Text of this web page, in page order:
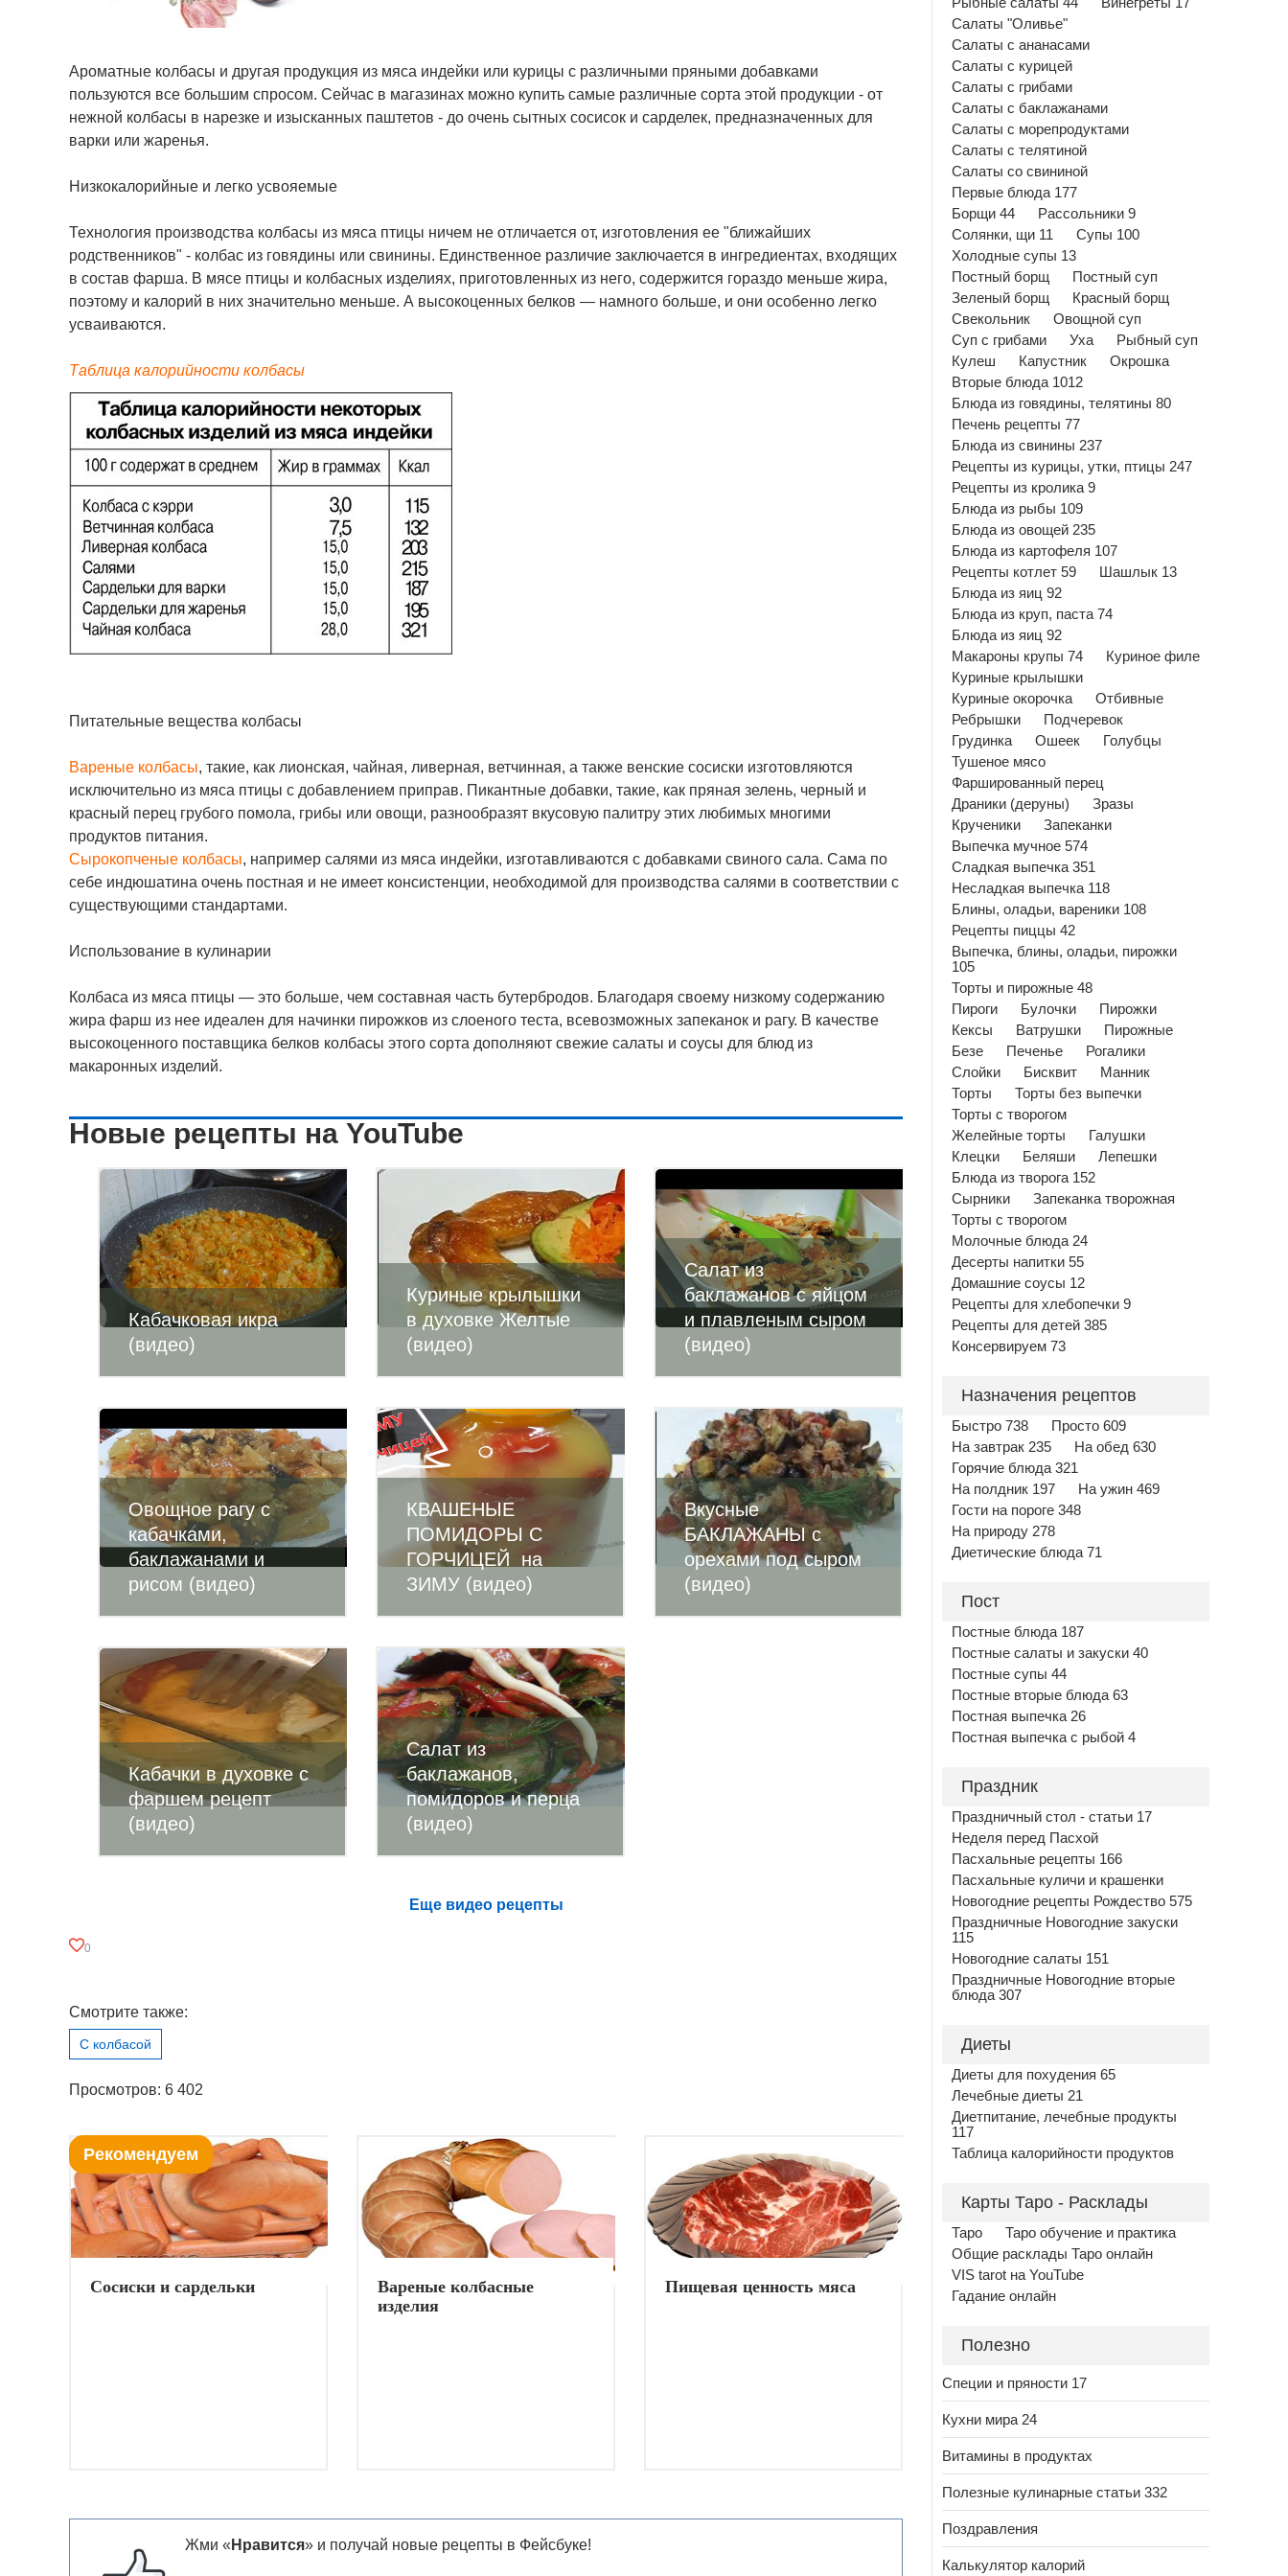
Ароматные колбасы и другая продукция из мяса индейки или курицы с различными пряными добавками
пользуются все большим спросом. Сейчас в магазинах можно купить самые различные сорта этой продукции - от
нежной колбасы в нарезке и изысканных паштетов - до очень сытных сосисок и сарделек, предназначенных для
варки или жаренья.
Низкокалорийные и легко усвояемые
Технология производства колбасы из мяса птицы ничем не отличается от, изготовления ее "ближайших
родственников" - колбас из говядины или свинины. Единственное различие заключается в ингредиентах, входящих
в состав фарша. В мясе птицы и колбасных изделиях, приготовленных из него, содержится гораздо меньше жира,
поэтому и калорий в них значительно меньше. А высокоценных белков — намного больше, и они особенно легко
усваиваются.
Таблица калорийности колбасы
Питательные вещества колбасы
Вареные колбасы, такие, как лионская, чайная, ливерная, ветчинная, а также венские сосиски изготовляются
исключительно из мяса птицы с добавлением приправ. Пикантные добавки, такие, как пряная зелень, черный и
красный перец грубого помола, грибы или овощи, разнообразят вкусовую палитру этих любимых многими
продуктов питания.
Сырокопченые колбасы, например салями из мяса индейки, изготавливаются с добавками свиного сала. Сама по
себе индюшатина очень постная и не имеет консистенции, необходимой для производства салями в соответствии с
существующими стандартами.
Использование в кулинарии
Колбаса из мяса птицы — это больше, чем составная часть бутербродов. Благодаря своему низкому содержанию
жира фарш из нее идеален для начинки пирожков из слоеного теста, всевозможных запеканок и рагу. В качестве
высокоценного поставщика белков колбасы этого сорта дополняют свежие салаты и соусы для блюд из
макаронных изделий.
Новые рецепты на YouTube
Кабачковая икра
(видео)
Куриные крылышки
в духовке Желтые
(видео)
Салат из
баклажанов с яйцом
и плавленым сыром
(видео)
Овощное рагу с
кабачками,
баклажанами и
рисом (видео)
КВАШЕНЫЕ
ПОМИДОРЫ С
ГОРЧИЦЕЙ на
ЗИМУ (видео)
Вкусные
БАКЛАЖАНЫ с
орехами под сыром
(видео)
Кабачки в духовке с
фаршем рецепт
(видео)
Салат из
баклажанов,
помидоров и перца
(видео)
Еще видео рецепты
0
Смотрите также:
С колбасой
Просмотров: 6 402
Рекомендуем
Сосиски и сардельки
Вареные колбасные
изделия
Пищевая ценность мяса
Жми « Нравится» и получай новые рецепты в Фейсбуке!
Салаты "Оливье"
Салаты с ананасами
Салаты с курицей
Салаты с грибами
Салаты с баклажанами
Салаты с морепродуктами
Салаты с телятиной
Салаты со свининой
Первые блюда 177
Борщи 44
Рассольники 9
Солянки, щи 11
Супы 100
Холодные супы 13
Постный борщ
Постный суп
Зеленый борщ
Красный борщ
Свекольник
Овощной суп
Суп с грибами
Уха
Рыбный суп
Кулеш
Капустник
Окрошка
Вторые блюда 1012
Блюда из говядины, телятины 80
Печень рецепты 77
Блюда из свинины 237
Рецепты из курицы, утки, птицы 247
Рецепты из кролика 9
Блюда из рыбы 109
Блюда из овощей 235
Блюда из картофеля 107
Рецепты котлет 59
Шашлык 13
Блюда из яиц 92
Блюда из круп, паста 74
Блюда из яиц 92
Макароны крупы 74
Куриное филе
Куриные крылышки
Куриные окорочка
Отбивные
Ребрышки
Подчеревок
Грудинка
Ошеек
Голубцы
Тушеное мясо
Фаршированный перец
Драники (деруны)
Зразы
Крученики
Запеканки
Выпечка мучное 574
Сладкая выпечка 351
Несладкая выпечка 118
Блины, оладьи, вареники 108
Рецепты пиццы 42
Выпечка, блины, оладьи, пирожки
105
Торты и пирожные 48
Пироги
Булочки
Пирожки
Кексы
Ватрушки
Пирожные
Безе
Печенье
Рогалики
Слойки
Бисквит
Манник
Торты
Торты без выпечки
Торты с творогом
Желейные торты
Галушки
Клецки
Беляши
Лепешки
Блюда из творога 152
Сырники
Запеканка творожная
Торты с творогом
Молочные блюда 24
Десерты напитки 55
Домашние соусы 12
Рецепты для хлебопечки 9
Рецепты для детей 385
Консервируем 73
Назначения рецептов
Быстро 738
Просто 609
На завтрак 235
На обед 630
Горячие блюда 321
На полдник 197
На ужин 469
Гости на пороге 348
На природу 278
Диетические блюда 71
Пост
Постные блюда 187
Постные салаты и закуски 40
Постные супы 44
Постные вторые блюда 63
Постная выпечка 26
Постная выпечка с рыбой 4
Праздник
Праздничный стол - статьи 17
Неделя перед Пасхой
Пасхальные рецепты 166
Пасхальные куличи и крашенки
Новогодние рецепты Рождество 575
Праздничные Новогодние закуски
115
Новогодние салаты 151
Праздничные Новогодние вторые
блюда 307
Диеты
Диеты для похудения 65
Лечебные диеты 21
Диетпитание, лечебные продукты
117
Таблица калорийности продуктов
Карты Таро - Расклады
Таро
Таро обучение и практика
Общие расклады Таро онлайн
VIS tarot на YouTube
Гадание онлайн
Полезно
Специи и пряности 17
Кухни мира 24
Витамины в продуктах
Полезные кулинарные статьи 332
Поздравления
Калькулятор калорий